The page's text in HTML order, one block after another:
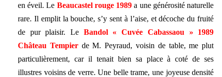
en éveil. Le Beaucastel rouge 1989 a une générosité naturelle
rare. Il emplit la bouche, s’y sent à l’aise, et décoche du fruité
de pur plaisir. Le Bandol « Cuvée Cabassaou » 1989
Château Tempier de M. Peyraud, voisin de table, me plut
particulièrement, car il tenait bien sa place à coté de ses
illustres voisins de verre. Une belle trame, une joyeuse densité